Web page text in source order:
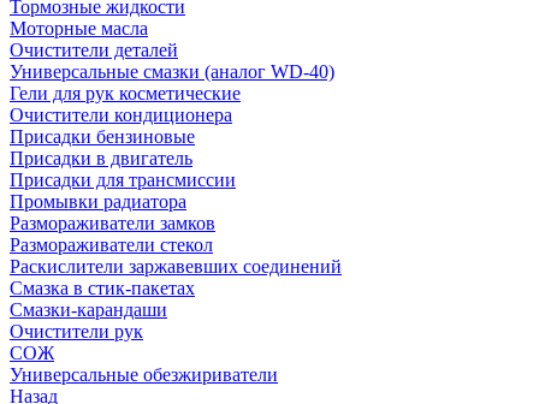
Тормозные жидкости
Моторные масла
Очистители деталей
Универсальные смазки (аналог WD-40)
Гели для рук косметические
Очистители кондиционера
Присадки бензиновые
Присадки в двигатель
Присадки для трансмиссии
Промывки радиатора
Размораживатели замков
Размораживатели стекол
Раскислители заржавевших соединений
Смазка в стик-пакетах
Смазки-карандаши
Очистители рук
СОЖ
Универсальные обезжириватели
Назад